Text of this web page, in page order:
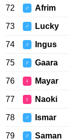
72 ♂ Afrim
73 ♂ Lucky
74 ♂ Ingus
75 ♂ Gaara
76 ♀ Mayar
77 ♀ Naoki
78 ♂ Ismar
79 ♂ Saman